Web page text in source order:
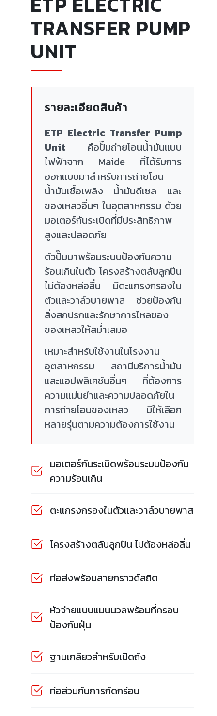
TRANSFER PUMP
UNIT
รายละเอียดสินค้า
ETP Electric Transfer Pump
Unit คือปั๊มถ่ายโอนน้ำมันแบบ
ไฟฟ้าจาก Maide ที่ได้รับการ
ออกแบบมาสำหรับการถ่ายโอน
น้ำมันเชื้อเพลิง น้ำมันดีเซล และ
ของเหลวอื่นๆ ในอุตสาหกรรม ด้วย
มอเตอร์กันระเบิดที่มีประสิทธิภาพ
สูงและปลอดภัย
ตัวปั๊มมาพร้อมระบบป้องกันความ
ร้อนเกินในตัว โครงสร้างตลับลูกปืน
ไม่ต้องหล่อลื่น มีตะแกรงกรองใน
ตัวและวาล์วบายพาส ช่วยป้องกัน
สิ่งสกปรกและรักษาการไหลของ
ของเหลวให้สม่ำเสมอ
เหมาะสำหรับใช้งานในโรงงาน
อุตสาหกรรม สถานีบริการน้ำมัน
และแอปพลิเคชันอื่นๆ ที่ต้องการ
ความแม่นยำและความปลอดภัยใน
การถ่ายโอนของเหลว มีให้เลือก
หลายรุ่นตามความต้องการใช้งาน
มอเตอร์กันระเบิดพร้อมระบบป้องกัน
ความร้อนเกิน
ตะแกรงกรองในตัวและวาล์วบายพาส
โครงสร้างตลับลูกปืน ไม่ต้องหล่อลื่น
ท่อส่งพร้อมสายกราวด์สถิต
หัวจ่ายแบบแมนนวลพร้อมที่ครอบ
ป้องกันฝุ่น
ฐานเกลียวสำหรับเปิดถัง
ท่อส่วนกันการกัดกร่อน